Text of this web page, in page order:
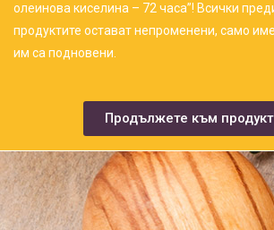
олеинова киселина – 72 часа”! Всички
продуктите остават непроменени, само
им са подновени.
Продължете към